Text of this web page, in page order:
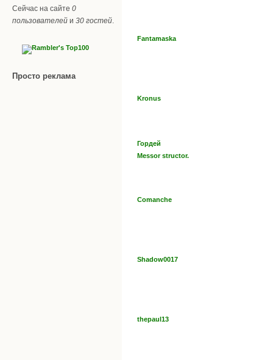
Сейчас на сайте 0
пользователей и 30 гостей
Просто реклама
Fantamaska
Kronus
Гордей
Messor structor.
Comanche
Shadow0017
thepaul13